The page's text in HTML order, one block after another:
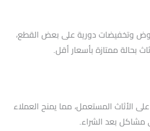
وتخفيضات دورية على بعض القطع،
بحالة ممتازة بأسعار أقل.
الأثاث المستعمل، مما يمنح العملاء
مشاكل بعد الشراء.